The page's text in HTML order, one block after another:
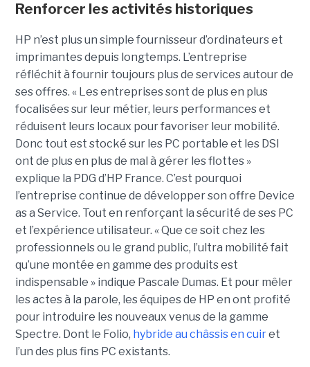
Renforcer les activités historiques
HP n’est plus un simple fournisseur d’ordinateurs et
imprimantes depuis longtemps. L’entreprise
réfléchit à fournir toujours plus de services autour de
ses offres. « Les entreprises sont de plus en plus
focalisées sur leur métier, leurs performances et
réduisent leurs locaux pour favoriser leur mobilité.
Donc tout est stocké sur les PC portable et les DSI
ont de plus en plus de mal à gérer les flottes »
explique la PDG d’HP France. C’est pourquoi
l’entreprise continue de développer son offre Device
as a Service. Tout en renforçant la sécurité de ses PC
et l’expérience utilisateur. « Que ce soit chez les
professionnels ou le grand public, l’ultra mobilité fait
qu’une montée en gamme des produits est
indispensable » indique Pascale Dumas. Et pour mêler
les actes à la parole, les équipes de HP en ont profité
pour introduire les nouveaux venus de la gamme
Spectre. Dont le Folio, hybride au châssis en cuiret
l’un des plus fins PC existants.